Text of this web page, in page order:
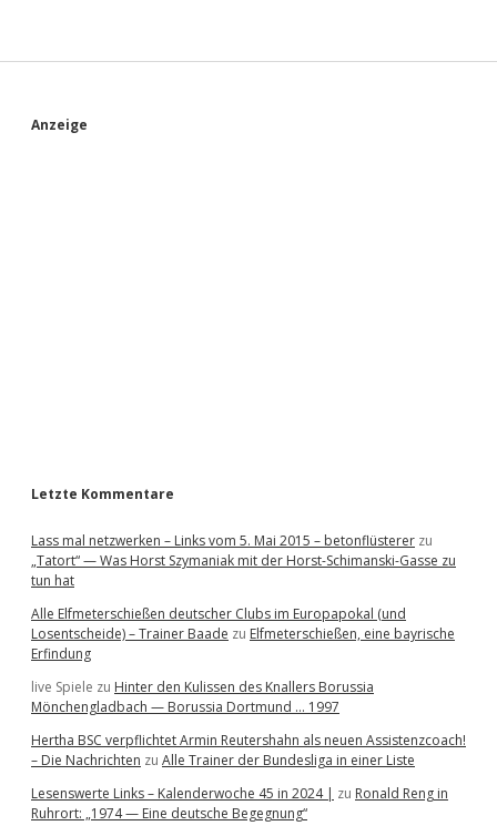
S
Anzeige
Letzte Kommentare
Lass mal netzwerken – Links vom 5. Mai 2015 – betonflüsterer zu
„Tatort“ — Was Horst Szymaniak mit der Horst-Schimanski-Gasse zu
tun hat
Alle Elfmeterschießen deutscher Clubs im Europapokal (und
Losentscheide) – Trainer Baade zu Elfmeterschießen, eine bayrische
Erfindung
live Spiele zu Hinter den Kulissen des Knallers Borussia
Mönchengladbach — Borussia Dortmund … 1997
Hertha BSC verpflichtet Armin Reutershahn als neuen Assistenzcoach!
– Die Nachrichten zu Alle Trainer der Bundesliga in einer Liste
Lesenswerte Links – Kalenderwoche 45 in 2024 | zu Ronald Reng in
Ruhrort: „1974 — Eine deutsche Begegnung“